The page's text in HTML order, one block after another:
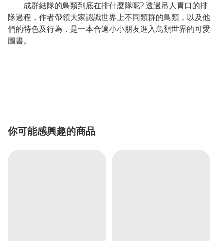
成群結隊的鳥類到底在排什麼隊呢? 透過吊人胃口的排
隊過程，作者帶領大家認識世界上不同類群的鳥類，以及他
們的特色及行為，是一本合適小小朋友進入鳥類世界的可愛
圖書。
你可能感興趣的商品